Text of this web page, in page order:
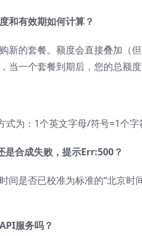
和有效期如何计算？
新的套餐。额度会直接叠加（
当一个套餐到期后，您的总额度
式为：1个英文字母/符号=1个字
是合成失败，提示Err:500？
间是否已校准为标准的“北京时
服务吗？